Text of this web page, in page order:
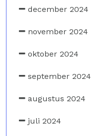
december 2024
november 2024
oktober 2024
september 2024
augustus 2024
juli 2024